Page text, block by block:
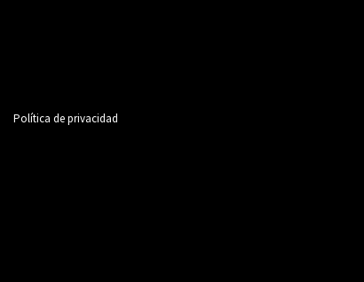
Política de privacidad